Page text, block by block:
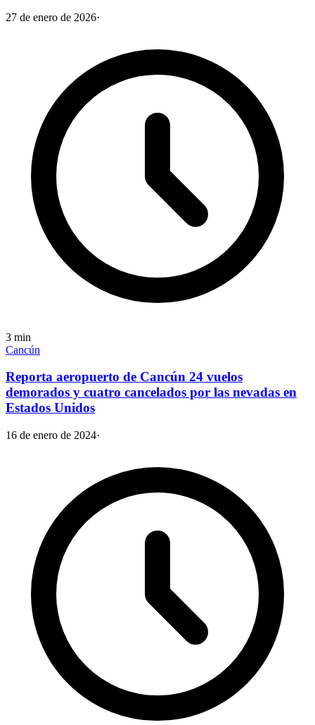
27 de enero de 2026·
3 min
Cancún
Reporta aeropuerto de Cancún 24 vuelos
demorados y cuatro cancelados por las nevadas en
Estados Unidos
16 de enero de 2024·